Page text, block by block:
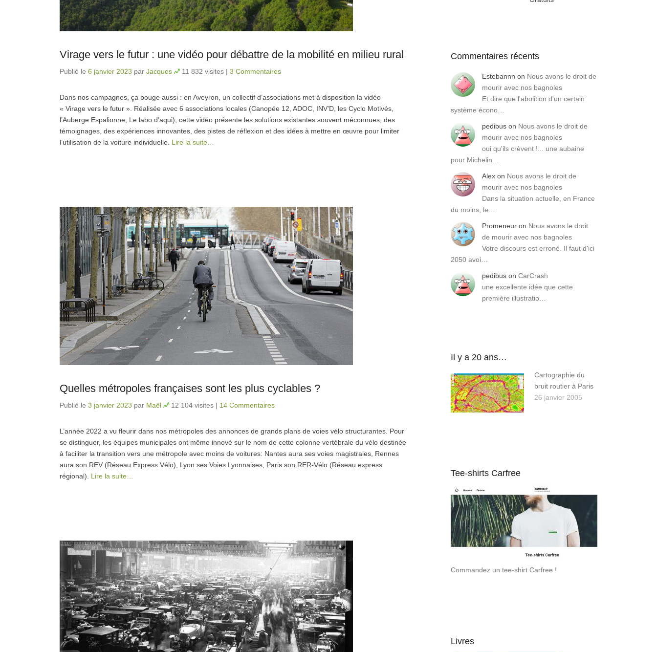
Virage vers le futur : une vidéo pour débattre de la mobilité en milieu rural
Publié le 6 janvier 2023 par Jacques 11 832 visites | 3 Commentaires
Dans nos campagnes, ça bouge aussi : en Aveyron, un collectif d’associations met à disposition la vidéo
« Virage vers le futur ». Réalisée avec 6 associations locales (Canopée 12, ADOC, INV’D, les Cyclo Motivés,
l’Auberge Espalionne, Le labo d’aqui), cette vidéo présente les solutions existantes souvent méconnues, des
témoignages, des expériences innovantes, des pistes de réflexion et des idées à mettre en œuvre pour limiter
l’utilisation de la voiture individuelle. Lire la suite…
Quelles métropoles françaises sont les plus cyclables ?
Publié le 3 janvier 2023 par Maël 12 104 visites | 14 Commentaires
L’année 2022 a vu fleurir dans nos métropoles des annonces de grands plans de voies vélo structurantes. Pour
se distinguer, les équipes municipales ont même innové sur le nom de cette colonne vertébrale du vélo destinée
à faciliter la transition vers une métropole avec moins de voitures: Nantes aura ses voies magistrales, Rennes
aura son REV (Réseau Express Vélo), Lyon ses Voies Lyonnaises, Paris son RER-Vélo (Réseau express
régional). Lire la suite…
Commentaires récents
Estebannn on Nous avons le droit de
mourir avec nos bagnoles
Et dire que l'abolition d'un certain
système écono…
pedibus on Nous avons le droit de
mourir avec nos bagnoles
oui qu'ils crèvent !... une aubaine
pour Michelin…
Alex on Nous avons le droit de
mourir avec nos bagnoles
Dans la situation actuelle, en France
du moins, le…
Promeneur on Nous avons le droit
de mourir avec nos bagnoles
Votre discours est erroné. Il faut d'ici
2050 avoi…
pedibus on CarCrash
une excellente idée que cette
première illustratio…
Il y a 20 ans…
Cartographie du
bruit routier à Paris
26 janvier 2005
Tee-shirts Carfree
Commandez un tee-shirt Carfree !
Livres